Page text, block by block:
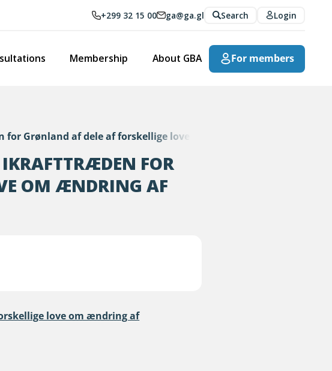
+299 32 15 00 ga@ga.gl Search Login
Membership About GBA For members
Grønland af dele af forskellige love om ændring af
FOR
OM ÆNDRING AF
love om ændring af